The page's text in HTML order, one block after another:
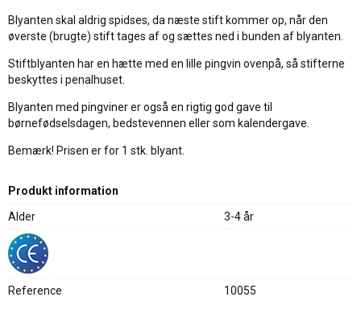
Blyanten skal aldrig spidses, da næste stift kommer op, når den
øverste (brugte) stift tages af og sættes ned i bunden af blyanten.
Stiftblyanten har en hætte med en lille pingvin ovenpå, så stifterne
beskyttes i penalhuset.
Blyanten med pingviner er også en rigtig god gave til
børnefødselsdagen, bedstevennen eller som kalendergave.
Bemærk! Prisen er for 1 stk. blyant.
Produkt information
Alder
3-4 år
Reference 10055